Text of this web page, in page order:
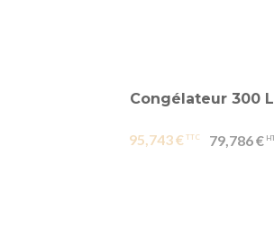
Congélateur 300 L
95,743 € 79,786 €